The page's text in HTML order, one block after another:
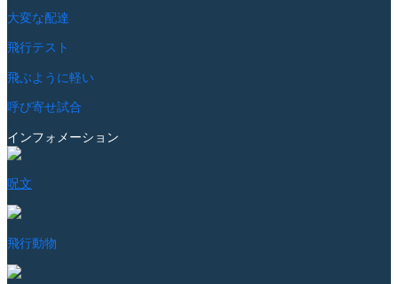
大変な配達
飛行テスト
飛ぶように軽い
呼び寄せ試合
インフォメーション
呪文
飛行動物